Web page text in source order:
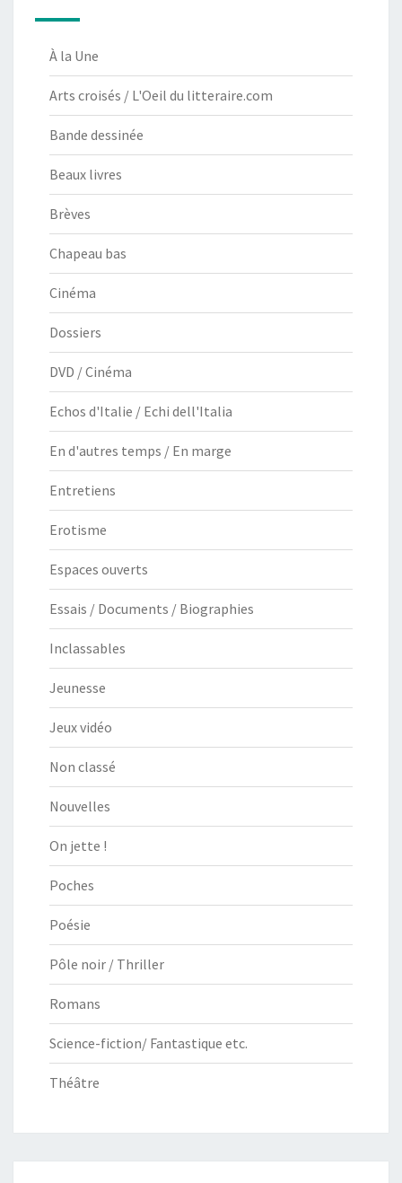
À la Une
Arts croisés / L'Oeil du litteraire.com
Bande dessinée
Beaux livres
Brèves
Chapeau bas
Cinéma
Dossiers
DVD / Cinéma
Echos d'Italie / Echi dell'Italia
En d'autres temps / En marge
Entretiens
Erotisme
Espaces ouverts
Essais / Documents / Biographies
Inclassables
Jeunesse
Jeux vidéo
Non classé
Nouvelles
On jette !
Poches
Poésie
Pôle noir / Thriller
Romans
Science-fiction/ Fantastique etc.
Théâtre